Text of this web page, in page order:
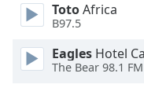
window.
Color
TotoAfrica
B97.5
Eagles Hotel
The Bear 98.1